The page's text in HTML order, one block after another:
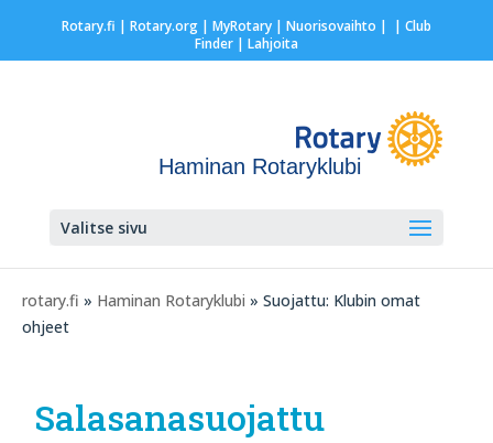
Rotary.fi | Rotary.org| MyRotary | Nuorisovaihto | | Club
Finder| Lahjoita
Haminan Rotaryklubi
Valitse sivu
rotary.fi » Haminan Rotaryklubi » Suojattu: Klubin omat
ohjeet
Salasanasuojattu